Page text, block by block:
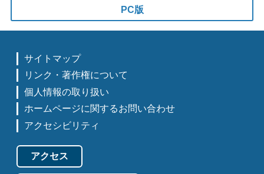
PC版
サイトマップ
リンク・著作権について
個人情報の取り扱い
ホームページに関するお問い合わせ
アクセシビリティ
アクセス